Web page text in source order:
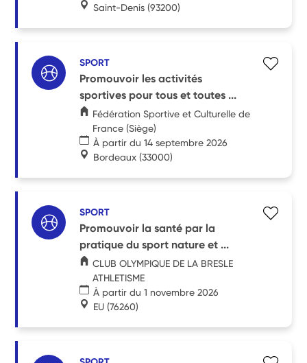
Saint-Denis (93200)
SPORT
Promouvoir les activités
sportives pour tous et toutes ...
Fédération Sportive et Culturelle de
France (Siège)
À partir du 14 septembre 2026
Bordeaux (33000)
SPORT
Promouvoir la santé par la
pratique du sport nature et ...
CLUB OLYMPIQUE DE LA BRESLE
ATHLETISME
À partir du 1 novembre 2026
EU (76260)